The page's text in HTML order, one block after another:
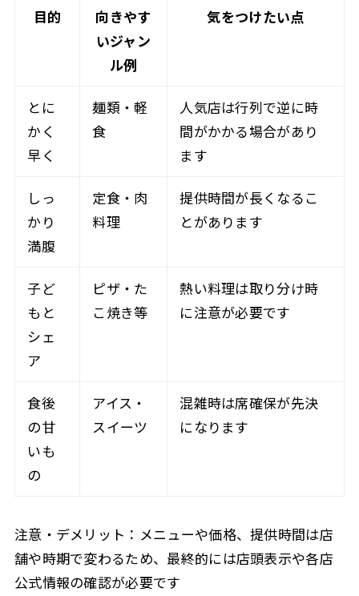
目的
向きやす
いジャン
ル例
気をつけたい点
とに
かく
早く
麺類・軽
食
人気店は行列で逆に時
間がかかる場合があり
ます
しっ
かり
満腹
定食・肉
料理
提供時間が長くなるこ
とがあります
子ど
もと
シェ
ア
ピザ・た
こ焼き等
熱い料理は取り分け時
に注意が必要です
食後
の甘
いも
の
アイス・
スイーツ
混雑時は席確保が先決
になります
注意・デメリット：メニューや価格、提供時間は店
舗や時期で変わるため、最終的には店頭表示や各店
公式情報の確認が必要です